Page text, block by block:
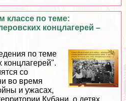
классе по теме:
концлагерей –
по теме
концлагерей".
со
во время
и ужасах,